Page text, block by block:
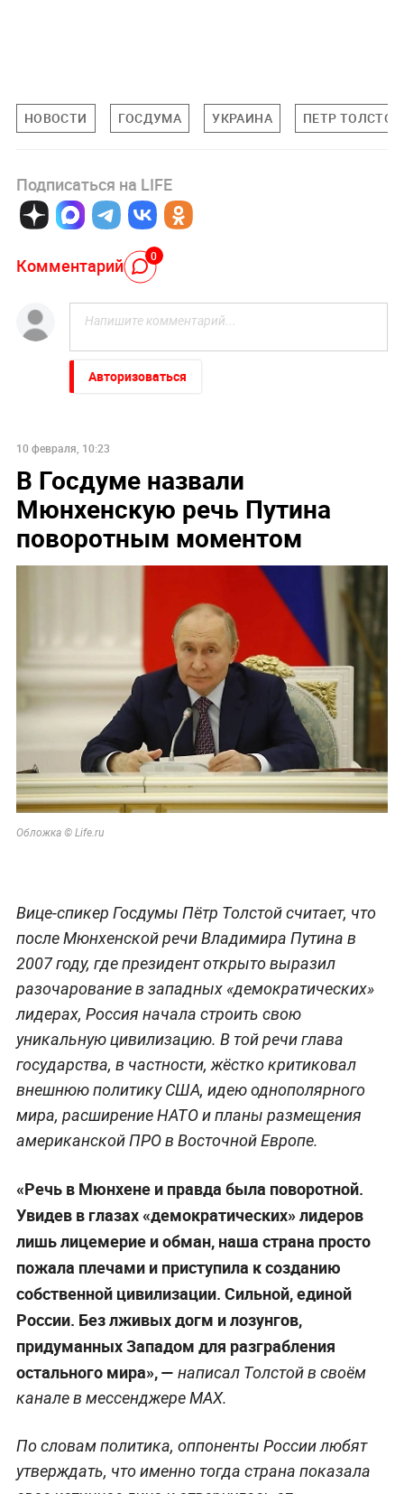
НОВОСТИ ГОСДУМА УКРАИНА ПЕТР ТОЛСТОЙ
Подписаться на LIFE
Комментарий 0
Авторизоваться
10 февраля, 10:23
В Госдуме назвали
Мюнхенскую речь Путина
поворотным моментом
Обложка © Life.ru
Вице-спикер Госдумы Пётр Толстой считает, что
после Мюнхенской речи Владимира Путина в
2007 году, где президент открыто выразил
разочарование в западных «демократических»
лидерах, Россия начала строить свою
уникальную цивилизацию. В той речи глава
государства, в частности, жёстко критиковал
внешнюю политику США, идею однополярного
мира, расширение НАТО и планы размещения
американской ПРО в Восточной Европе.
«Речь в Мюнхене и правда была поворотной.
Увидев в глазах «демократических» лидеров
лишь лицемерие и обман, наша страна просто
пожала плечами и приступила к созданию
собственной цивилизации. Сильной, единой
России. Без лживых догм и лозунгов,
придуманных Западом для разграбления
остального мира», — написал Толстой в своём
канале в мессенджере MAX.
По словам политика, оппоненты России любят
утверждать, что именно тогда страна показала